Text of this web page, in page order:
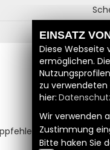
und Irrtümer
EINSATZ
Diese Webseite
ermöglichen.
zu
hier:
Wir verwenden
Zustimmung
Bitte haken Sie